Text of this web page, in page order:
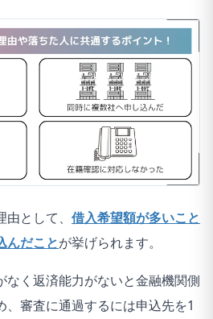
として、 借入希望額が多いこと
んだことが挙げられます。
なく返済能力がないと金融機関側
、審査に通過するには申込先を1